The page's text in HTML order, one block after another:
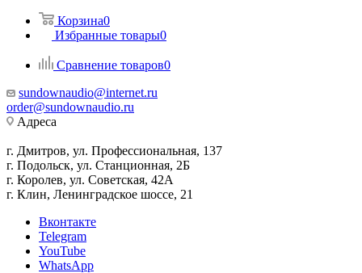
Корзина0
Избранные товары0
Сравнение товаров0
sundownaudio@internet.ru
order@sundownaudio.ru
Адреса
г. Дмитров, ул. Профессиональная, 137
г. Подольск, ул. Станционная, 2Б
г. Королев, ул. Советская, 42А
г. Клин, Ленинградское шоссе, 21
Вконтакте
Telegram
YouTube
WhatsApp